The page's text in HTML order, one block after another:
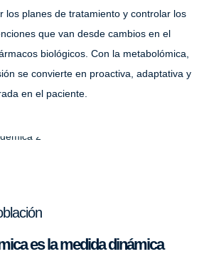
los planes de tratamiento y controlar los
que van desde cambios en el
biológicos. Con la metabolómica,
se convierte en proactiva, adaptativa y
en el paciente.
es la medida dinámica